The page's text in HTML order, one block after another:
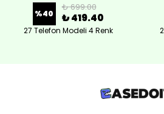
%40
₺ 699.00
₺ 419.40
27 Telefon Modeli 4 Renk